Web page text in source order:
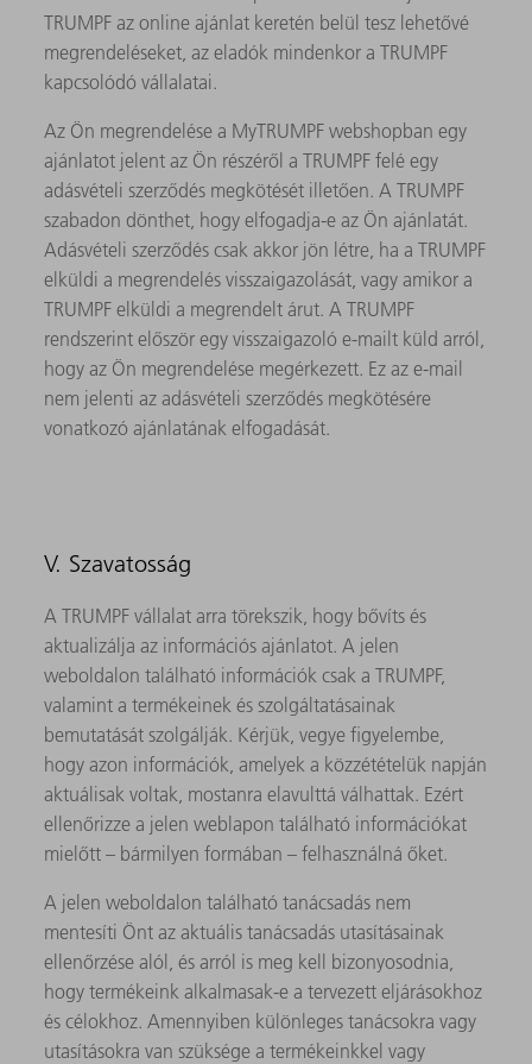
TRUMPF az online ajánlat keretén belül tesz lehetővé
megrendeléseket, az eladók mindenkor a TRUMPF
kapcsolódó vállalatai.
Az Ön megrendelése a MyTRUMPF webshopban egy
ajánlatot jelent az Ön részéről a TRUMPF felé egy
adásvételi szerződés megkötését illetően. A TRUMPF
szabadon dönthet, hogy elfogadja-e az Ön ajánlatát.
Adásvételi szerződés csak akkor jön létre, ha a TRUMPF
elküldi a megrendelés visszaigazolását, vagy amikor a
TRUMPF elküldi a megrendelt árut. A TRUMPF
rendszerint először egy visszaigazoló e-mailt küld arról,
hogy az Ön megrendelése megérkezett. Ez az e-mail
nem jelenti az adásvételi szerződés megkötésére
vonatkozó ajánlatának elfogadását.
V. Szavatosság
A TRUMPF vállalat arra törekszik, hogy bővíts és
aktualizálja az információs ajánlatot. A jelen
weboldalon található információk csak a TRUMPF,
valamint a termékeinek és szolgáltatásainak
bemutatását szolgálják. Kérjük, vegye figyelembe,
hogy azon információk, amelyek a közzétételük napján
aktuálisak voltak, mostanra elavulttá válhattak. Ezért
ellenőrizze a jelen weblapon található információkat
mielőtt – bármilyen formában – felhasználná őket.
A jelen weboldalon található tanácsadás nem
mentesíti Önt az aktuális tanácsadás utasításainak
ellenőrzése alól, és arról is meg kell bizonyosodnia,
hogy termékeink alkalmasak-e a tervezett eljárásokhoz
és célokhoz. Amennyiben különleges tanácsokra vagy
utasításokra van szüksége a termékeinkkel vagy